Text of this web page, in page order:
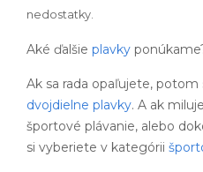
nedostatky.
Aké ďalšie plavky
Ak sa rada opaľujete, potom
dvojdielne plavky. A ak
športové plávanie, alebo
si vyberiete v kategórii